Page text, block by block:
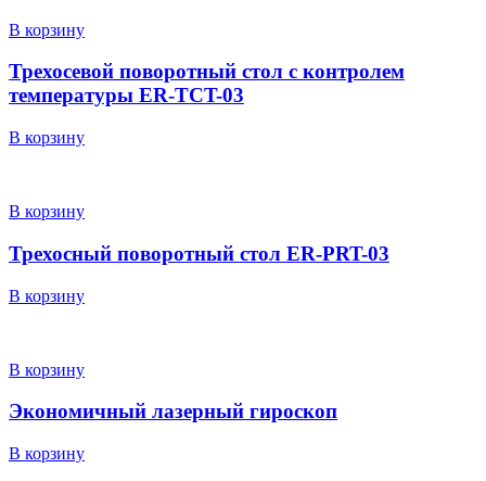
В корзину
Трехосевой поворотный стол с контролем
температуры ER-TCT-03
В корзину
В корзину
Трехосный поворотный стол ER-PRT-03
В корзину
В корзину
Экономичный лазерный гироскоп
В корзину